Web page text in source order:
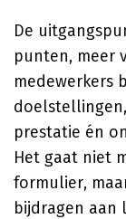
De
punten, meer
medewerkers
prestatie én
Het gaat niet
formulier,
bijdragen aan